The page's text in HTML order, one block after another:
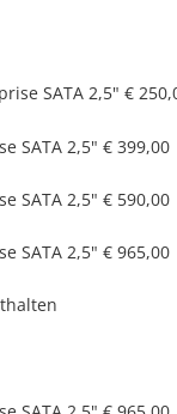
SATA 2,5" €
SATA 2,5" € 399,00
SATA 2,5" € 590,00
SATA 2,5" € 965,00